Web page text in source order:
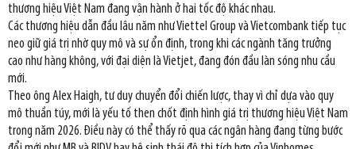
thương hiệu Việt Nam đang vận hành ở hai tốc độ khác nhau.
Các thương hiệu dẫn đầu lâu năm như Viettel Group và Vietcombank tiếp tục
neo giữ giá trị nhờ quy mô và sự ổn định, trong khi các ngành tăng trưởng
cao như hàng không, với đại diện là Vietjet, đang đón đầu làn sóng nhu cầu
mới.
Theo ông Alex Haigh, tư duy chuyển đổi chiến lược, thay vì chỉ dựa vào quy
mô thuần túy, mới là yếu tố then chốt định hình giá trị thương hiệu Việt Nam
trong năm 2026. Điều này có thể thấy rõ qua các ngân hàng đang từng bước